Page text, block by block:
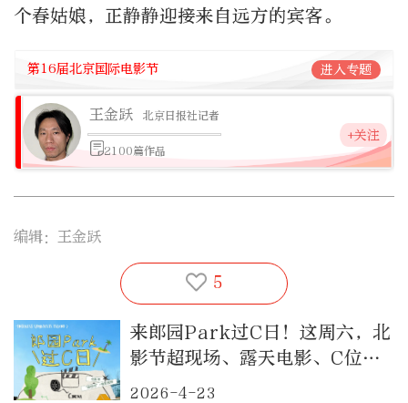
个春姑娘，正静静迎接来自远方的宾客。
第16届北京国际电影节 进入专题
王金跃 北京日报社记者
2100篇作品
+关注
编辑：王金跃
5
来郎园Park过C日！这周六，北
影节超现场、露天电影、C位市
集等你来！
2026-4-23